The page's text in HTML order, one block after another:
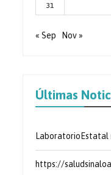
31
« Sep Nov »
Últimas
LaboratorioEstatal
https://